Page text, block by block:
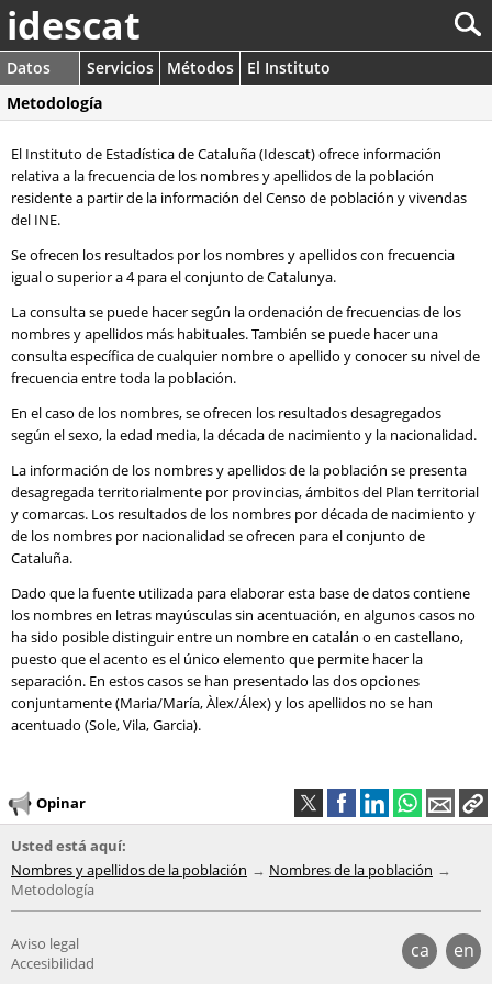
idescat
Datos Servicios Métodos
El Instituto
Metodología
El Instituto de Estadística de Cataluña (Idescat) ofrece información
relativa a la frecuencia de los nombres y apellidos de la población
residente a partir de la información del Censo de población y vivendas
del INE.
Se ofrecen los resultados por los nombres y apellidos con frecuencia
igual o superior a 4 para el conjunto de Catalunya.
La consulta se puede hacer según la ordenación de frecuencias de los
nombres y apellidos más habituales. También se puede hacer una
consulta específica de cualquier nombre o apellido y conocer su nivel de
frecuencia entre toda la población.
En el caso de los nombres, se ofrecen los resultados desagregados
según el sexo, la edad media, la década de nacimiento y la nacionalidad.
La información de los nombres y apellidos de la población se presenta
desagregada territorialmente por provincias, ámbitos del Plan territorial
y comarcas. Los resultados de los nombres por década de nacimiento y
de los nombres por nacionalidad se ofrecen para el conjunto de
Cataluña.
Dado que la fuente utilizada para elaborar esta base de datos contiene
los nombres en letras mayúsculas sin acentuación, en algunos casos no
ha sido posible distinguir entre un nombre en catalán o en castellano,
puesto que el acento es el único elemento que permite hacer la
separación. En estos casos se han presentado las dos opciones
conjuntamente (Maria/María, Àlex/Álex) y los apellidos no se han
acentuado (Sole, Vila, Garcia).
Opinar
Usted está aquí:
Nombres y apellidos de la población
Nombres de la población
Metodología
ca en
Aviso legal
Accesibilidad